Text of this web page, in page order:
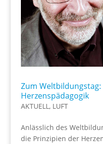
Zum
Herzenspädagogik
AKTUELL , LUFT
Anlässlich des
die Prinzipien der